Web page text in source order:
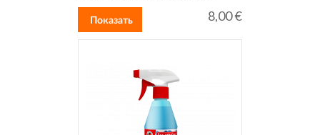
8,00 €
Показать